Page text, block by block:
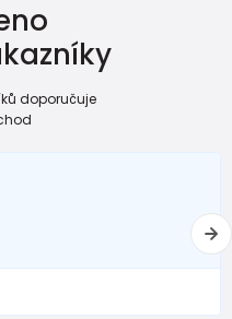
doporučuje